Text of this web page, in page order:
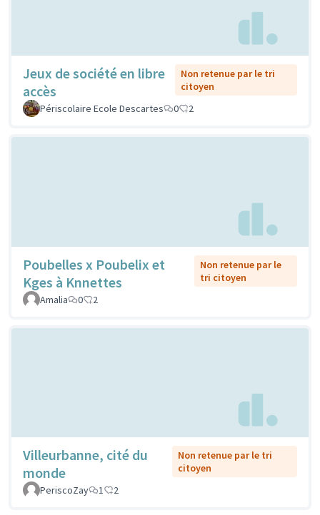
Jeux de société en libre
accès
Non retenue par le tri
citoyen
Périscolaire Ecole Descartes
0 2
Poubelles x Poubelix et
Kges à Knnettes
Non retenue par le
tri citoyen
Amalia
0 2
Villeurbanne, cité du
monde
Non retenue par le tri
citoyen
PeriscoZay
1 2